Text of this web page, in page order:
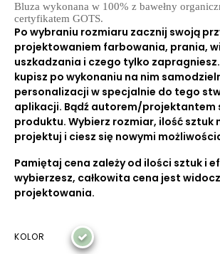
Bluza wykonana w 100% z bawełny
certyfikatem GOTS.
Po wybraniu rozmiaru zacznij swoją
projektowaniem farbowania, prania,
uszkadzania i czego tylko
kupisz po wykonaniu na nim
personalizacji w specjalnie do tego
aplikacji. Bądź autorem/projektantem
produktu. Wybierz rozmiar, ilość sztuk
projektuj i ciesz się nowymi
Pamiętaj cena zależy od ilości sztuk i
wybierzesz, całkowita cena jest
projektowania.
KOLOR